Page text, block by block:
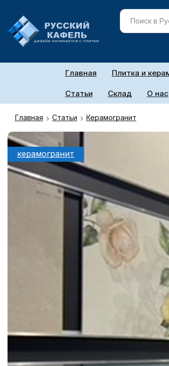
Главная Плитка и
Статьи Склад О нас
Главная Статьи Керамогранит
керамогранит